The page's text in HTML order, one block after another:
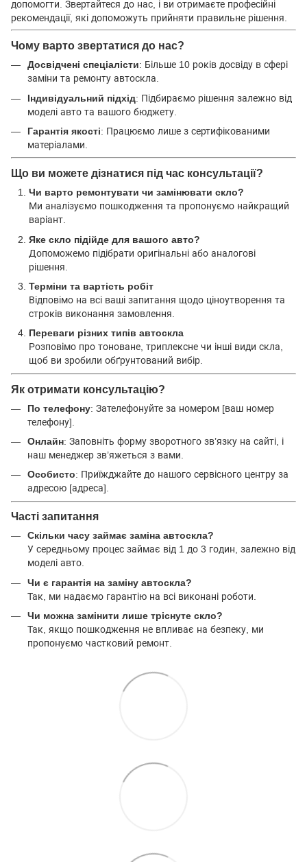
допомогти. Звертайтеся до нас, і ви отримаєте професійні
рекомендації, які допоможуть прийняти правильне рішення.
Чому варто звертатися до нас?
Досвідчені спеціалісти: Більше 10 років досвіду в сфері
заміни та ремонту автоскла.
Індивідуальний підхід: Підбираємо рішення залежно від
моделі авто та вашого бюджету.
Гарантія якості: Працюємо лише з сертифікованими
матеріалами.
Що ви можете дізнатися під час консультації?
Чи варто ремонтувати чи замінювати скло?
Ми аналізуємо пошкодження та пропонуємо найкращий
варіант.
Яке скло підійде для вашого авто?
Допоможемо підібрати оригінальні або аналогові
рішення.
Терміни та вартість робіт
Відповімо на всі ваші запитання щодо ціноутворення та
строків виконання замовлення.
Переваги різних типів автоскла
Розповімо про тоноване, триплексне чи інші види скла,
щоб ви зробили обґрунтований вибір.
Як отримати консультацію?
По телефону: Зателефонуйте за номером [ваш номер
телефону].
Онлайн: Заповніть форму зворотного зв’язку на сайті, і
наш менеджер зв’яжеться з вами.
Особисто: Приїжджайте до нашого сервісного центру за
адресою [адреса].
Часті запитання
Скільки часу займає заміна автоскла?
У середньому процес займає від 1 до 3 годин, залежно від
моделі авто.
Чи є гарантія на заміну автоскла?
Так, ми надаємо гарантію на всі виконані роботи.
Чи можна замінити лише тріснуте скло?
Так, якщо пошкодження не впливає на безпеку, ми
пропонуємо частковий ремонт.